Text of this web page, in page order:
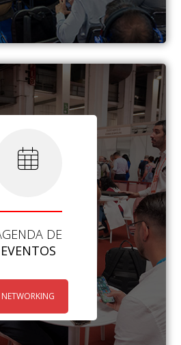
DE
EVENTOS
NETWORKING